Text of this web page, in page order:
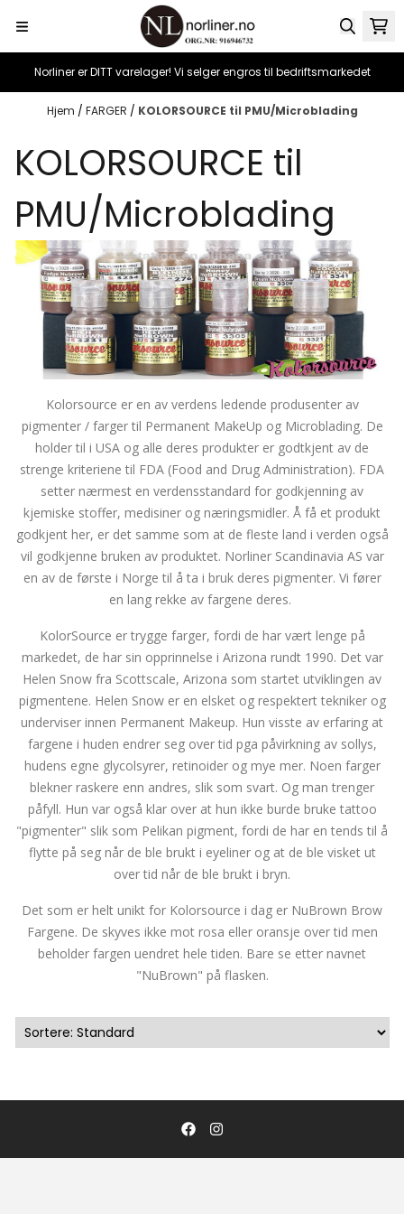
Hopp til innhold
Norliner er DITT varelager! Vi selger engros til bedriftsmarkedet
Hjem / FARGER / KOLORSOURCE til PMU/Microblading
KOLORSOURCE til
PMU/Microblading
Kolorsource er en av verdens ledende produsenter av
pigmenter / farger til Permanent MakeUp og Microblading. De
holder til i USA og alle deres produkter er godtkjent av de
strenge kriteriene til FDA (Food and Drug Administration). FDA
setter nærmest en verdensstandard for godkjenning av
kjemiske stoffer, medisiner og næringsmidler. Å få et produkt
godkjent her, er det samme som at de fleste land i verden også
vil godkjenne bruken av produktet. Norliner Scandinavia AS var
en av de første i Norge til å ta i bruk deres pigmenter. Vi fører
en lang rekke av fargene deres.
KolorSource er trygge farger, fordi de har vært lenge på
markedet, de har sin opprinnelse i Arizona rundt 1990. Det var
Helen Snow fra Scottscale, Arizona som startet utviklingen av
pigmentene. Helen Snow er en elsket og respektert tekniker og
underviser innen Permanent Makeup. Hun visste av erfaring at
fargene i huden endrer seg over tid pga påvirkning av sollys,
hudens egne glycolsyrer, retinoider og mye mer. Noen farger
blekner raskere enn andres, slik som svart. Og man trenger
påfyll. Hun var også klar over at hun ikke burde bruke tattoo
"pigmenter" slik som Pelikan pigment, fordi de har en tends til å
flytte på seg når de ble brukt i eyeliner og at de ble visket ut
over tid når de ble brukt i bryn.
Det som er helt unikt for Kolorsource i dag er NuBrown Brow
Fargene. De skyves ikke mot rosa eller oransje over tid men
beholder fargen uendret hele tiden. Bare se etter navnet
"NuBrown" på flasken.